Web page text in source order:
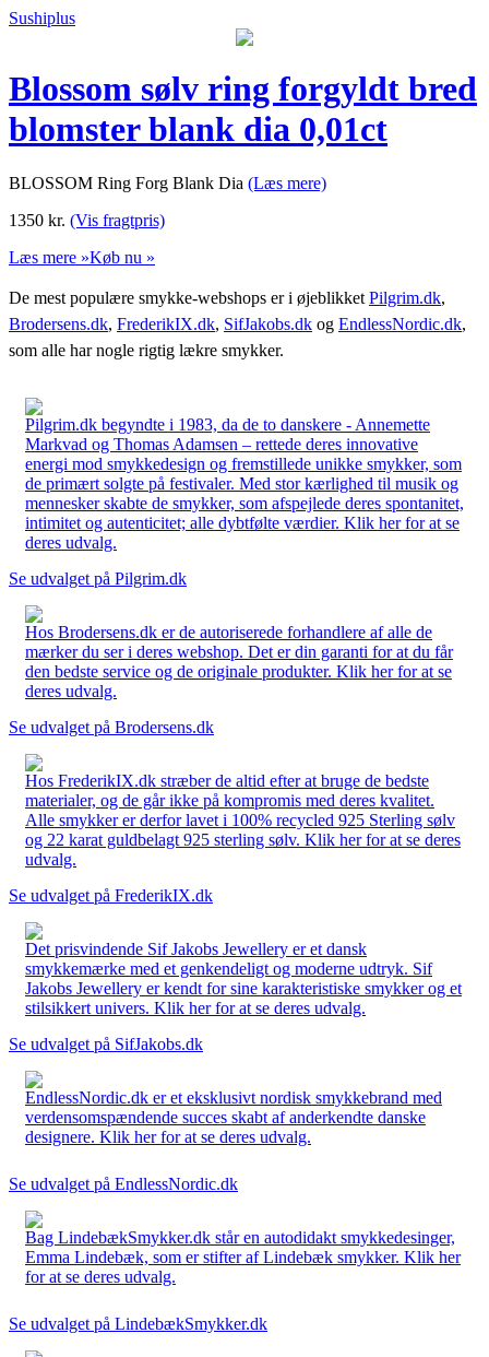
Sushiplus
Blossom sølv ring forgyldt bred
blomster blank dia 0,01ct
BLOSSOM Ring Forg Blank Dia (Læs mere)
1350 kr. (Vis fragtpris)
Læs mere »Køb nu »
De mest populære smykke-webshops er i øjeblikket Pilgrim.dk,
Brodersens.dk, FrederikIX.dk, SifJakobs.dk og EndlessNordic.dk,
som alle har nogle rigtig lækre smykker.
Pilgrim.dk begyndte i 1983, da de to danskere - Annemette
Markvad og Thomas Adamsen – rettede deres innovative
energi mod smykkedesign og fremstillede unikke smykker, som
de primært solgte på festivaler. Med stor kærlighed til musik og
mennesker skabte de smykker, som afspejlede deres spontanitet,
intimitet og autenticitet; alle dybtfølte værdier. Klik her for at se
deres udvalg.
Se udvalget på Pilgrim.dk
Hos Brodersens.dk er de autoriserede forhandlere af alle de
mærker du ser i deres webshop. Det er din garanti for at du får
den bedste service og de originale produkter. Klik her for at se
deres udvalg.
Se udvalget på Brodersens.dk
Hos FrederikIX.dk stræber de altid efter at bruge de bedste
materialer, og de går ikke på kompromis med deres kvalitet.
Alle smykker er derfor lavet i 100% recycled 925 Sterling sølv
og 22 karat guldbelagt 925 sterling sølv. Klik her for at se deres
udvalg.
Se udvalget på FrederikIX.dk
Det prisvindende Sif Jakobs Jewellery er et dansk
smykkemærke med et genkendeligt og moderne udtryk. Sif
Jakobs Jewellery er kendt for sine karakteristiske smykker og et
stilsikkert univers. Klik her for at se deres udvalg.
Se udvalget på SifJakobs.dk
EndlessNordic.dk er et eksklusivt nordisk smykkebrand med
verdensomspændende succes skabt af anderkendte danske
designere. Klik her for at se deres udvalg.
Se udvalget på EndlessNordic.dk
Bag LindebækSmykker.dk står en autodidakt smykkedesinger,
Emma Lindebæk, som er stifter af Lindebæk smykker. Klik her
for at se deres udvalg.
Se udvalget på LindebækSmykker.dk